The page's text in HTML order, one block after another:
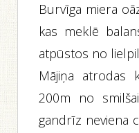
Burvīga miera
kas meklē
atpūstos no
Mājiņa atrodas
200m no
gandrīz neviena